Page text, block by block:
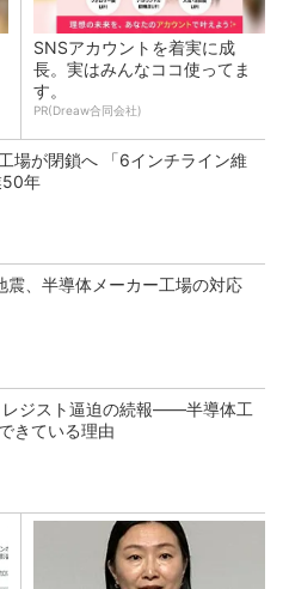
SNSアカウントを着実に成
長。実はみんなココ使ってま
す。
PR(Dreaw合同会社)
場が閉鎖へ 「6インチライン維
50年
震、半導体メーカー工場の対応
レジスト逼迫の続報――半導体工
きている理由